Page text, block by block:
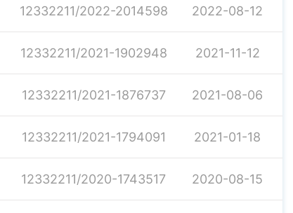
12332211/2022-2014598 2022-08-12
12332211/2021-1902948 2021-11-12
12332211/2021-1876737 2021-08-06
12332211/2021-1794091 2021-01-18
12332211/2020-1743517 2020-08-15